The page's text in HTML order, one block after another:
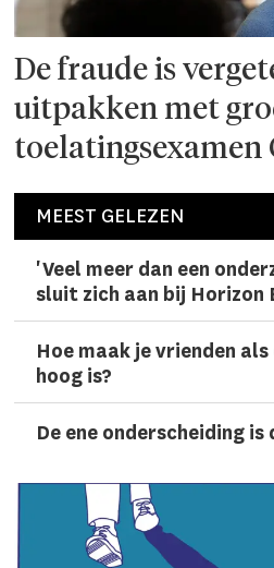
De fraude is
uitpakken met
toelatingsexamen
MEEST GELEZEN
'Veel meer dan een
sluit zich aan bij Horizon
Hoe maak je vrienden
hoog is?
De ene onderscheiding